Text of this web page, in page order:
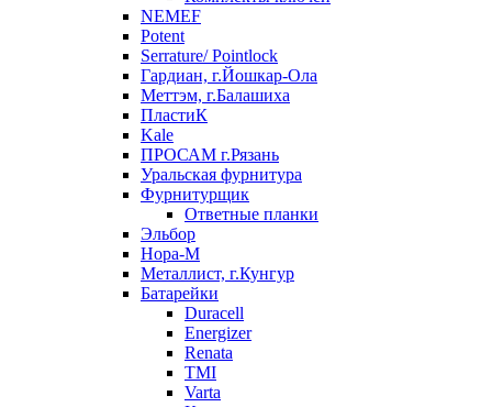
NEMEF
Potent
Serrature/ Pointlock
Гардиан, г.Йошкар-Ола
Меттэм, г.Балашиха
ПластиК
Kale
ПРОСАМ г.Рязань
Уральская фурнитура
Фурнитурщик
Ответные планки
Эльбор
Нора-М
Металлист, г.Кунгур
Батарейки
Duracell
Energizer
Renata
TMI
Varta